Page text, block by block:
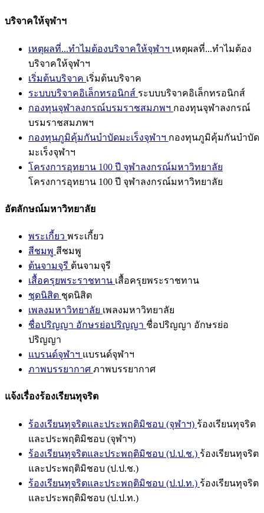
บริจาคให้จุฬาฯ
เหตุผลที่...ทำไมต้องบริจาคให้จุฬาฯ เหตุผลที่...ทำไมต้อง
บริจาคให้จุฬาฯ
เริ่มต้นบริจาค เริ่มต้นบริจาค
ระบบบริจาคอิเล็กทรอนิกส์ ระบบบริจาคอิเล็กทรอนิกส์
กองทุนจุฬาลงกรณ์บรมราชสมภพฯ กองทุนจุฬาลงกรณ์
บรมราชสมภพฯ
กองทุนภูมิคุ้มกันบำบัดมะเร็งจุฬาฯ กองทุนภูมิคุ้มกันบำบัด
มะเร็งจุฬาฯ
โครงการอุทยาน 100 ปี จุฬาลงกรณ์มหาวิทยาลัย
โครงการอุทยาน 100 ปี จุฬาลงกรณ์มหาวิทยาลัย
อัตลักษณ์มหาวิทยาลัย
พระเกี้ยว พระเกี้ยว
สีชมพู สีชมพู
ต้นจามจุรี ต้นจามจุรี
เสื้อครุยพระราชทาน เสื้อครุยพระราชทาน
ชุดนิสิต ชุดนิสิต
เพลงมหาวิทยาลัย เพลงมหาวิทยาลัย
ชื่อปริญญา อักษรย่อปริญญา ชื่อปริญญา อักษรย่อ
ปริญญา
แบรนด์จุฬาฯ แบรนด์จุฬาฯ
ภาพบรรยากาศ ภาพบรรยากาศ
แจ้งเรื่องร้องเรียนทุจริต
ร้องเรียนทุจริตและประพฤติมิชอบ (จุฬาฯ) ร้องเรียนทุจริต
และประพฤติมิชอบ (จุฬาฯ)
ร้องเรียนทุจริตและประพฤติมิชอบ (ป.ป.ช.) ร้องเรียนทุจริต
และประพฤติมิชอบ (ป.ป.ช.)
ร้องเรียนทุจริตและประพฤติมิชอบ (ป.ป.ท.) ร้องเรียนทุจริต
และประพฤติมิชอบ (ป.ป.ท.)